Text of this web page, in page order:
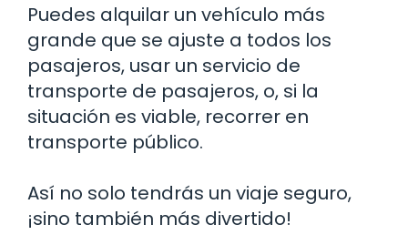
Puedes alquilar un vehículo más
grande que se ajuste a todos los
pasajeros, usar un servicio de
transporte de pasajeros, o, si la
situación es viable, recorrer en
transporte público.
Así no solo tendrás un viaje seguro,
¡sino también más divertido!